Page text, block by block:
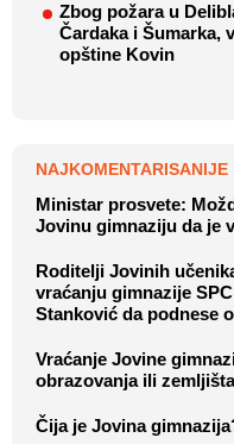
Zbog požara u
Čardaka i Šumarka,
opštine Kovin
NAJKOMENTARISANIJE
Ministar prosvete:
Jovinu gimnaziju da je
Roditelji Jovinih
vraćanju gimnazije
Stanković da podnese
Vraćanje Jovine
obrazovanja ili
Čija je Jovina